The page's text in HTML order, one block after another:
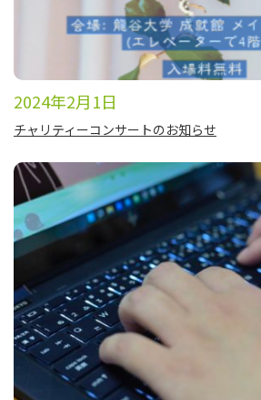
2024年2月1日
チャリティーコンサートのお知らせ